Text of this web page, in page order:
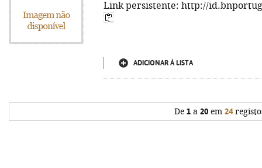
Link persistente: http://
ADICIONAR À LISTA
De 1a 20em 24